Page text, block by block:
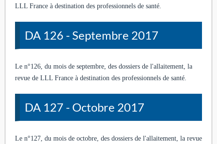
LLL France à destination des professionnels de santé.
DA 126 - Septembre 2017
Le n°126, du mois de septembre, des dossiers de l'allaitement, la
revue de LLL France à destination des professionnels de santé.
DA 127 - Octobre 2017
Le n°127, du mois de octobre, des dossiers de l'allaitement, la revue